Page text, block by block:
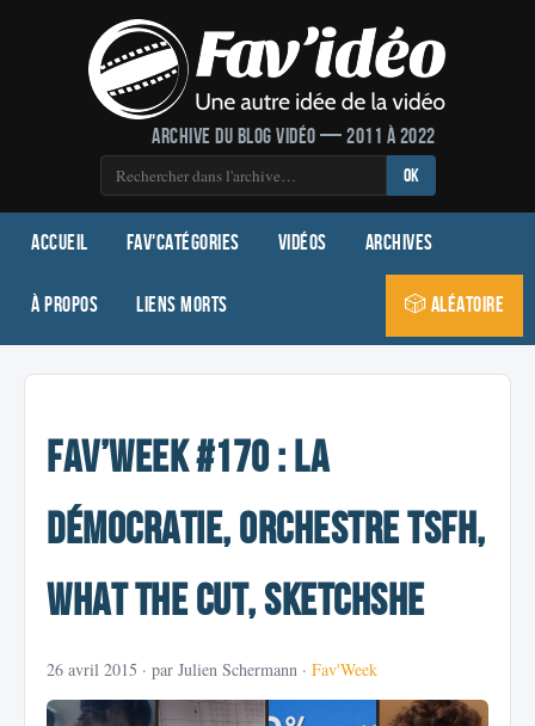
Archive du blog vidéo — 2011 à 2022
OK
Accueil Fav'Catégories Vidéos Archives
À propos Liens morts 🎲 Aléatoire
Fav’week #170 : La
démocratie, Orchestre TSFH,
What the cut, SketchSHE
26 avril 2015 · par Julien Schermann · Fav'Week